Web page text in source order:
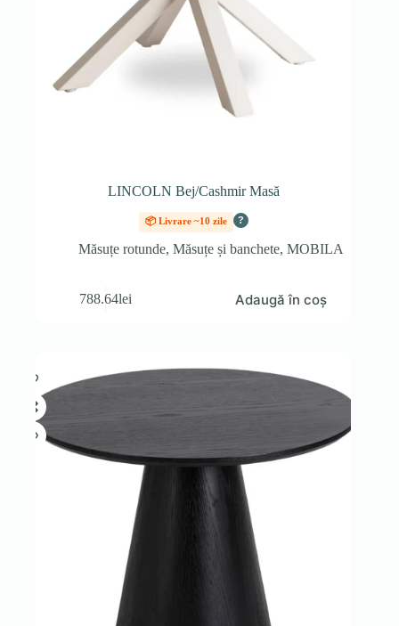
LINCOLN Bej/Cashmir Masă
📦 Livrare ~10 zile ?
Măsuțe rotunde,Măsuțe și banchete,MOBILA
788.64lei Adaugă în coș